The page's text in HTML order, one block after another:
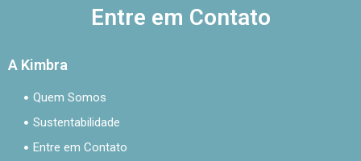
Entre em Contato
A Kimbra
Quem Somos
Sustentabilidade
Entre em Contato